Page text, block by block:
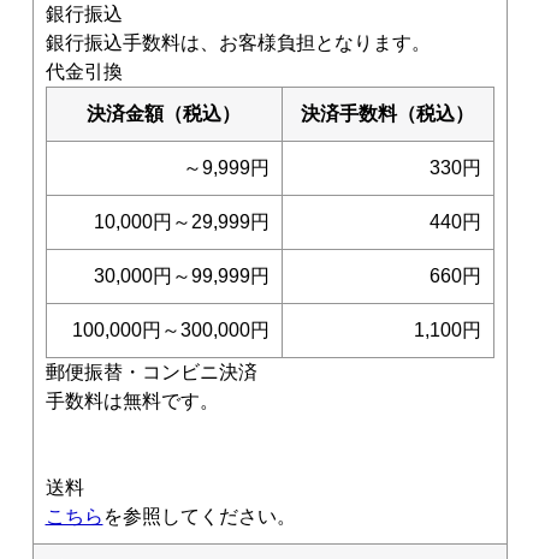
銀行振込
銀行振込手数料は、お客様負担となります。
代金引換
決済金額（税込） 決済手数料（税込）
～9,999円 330円
10,000円～29,999円 440円
30,000円～99,999円 660円
100,000円～300,000円 1,100円
郵便振替・コンビニ決済
手数料は無料です。
送料
こちら を参照してください。